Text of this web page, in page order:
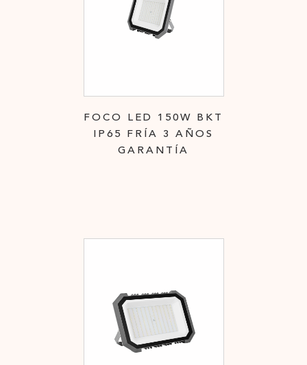
FOCO LED 150W BKT
IP65 FRÍA 3 AÑOS
GARANTÍA